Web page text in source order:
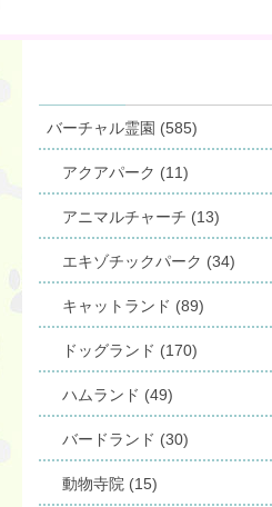
バーチャル霊園 (585)
アクアパーク (11)
アニマルチャーチ (13)
エキゾチックパーク (34)
キャットランド (89)
ドッグランド (170)
ハムランド (49)
バードランド (30)
動物寺院 (15)